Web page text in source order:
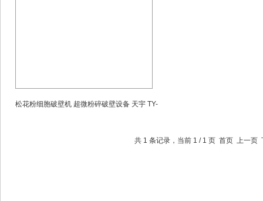
松花粉细胞破壁机 超微粉碎破壁设备 天宇 TY-
共 1 条记录，当前 1 / 1 页 首页 上一页